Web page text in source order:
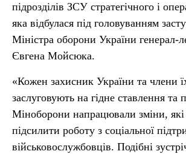
підрозділів ЗСУ стратегічного і
яка відбулася під головуванням
Міністра оборони України генерал-
Євгена Мойсюка.
«Кожен захисник України та члени
заслуговують на гідне ставлення та
Міноборони напрацювали зміни,
підсилити роботу з соціальної
військовослужбовців. Подібні